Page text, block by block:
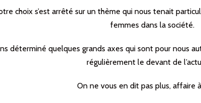
choix s’est arrêté sur un thème qui nous tenait
femmes dans la société.
déterminé quelques grands axes qui sont pour nous
régulièrement le devant de
On ne vous en dit pas plus, affaire